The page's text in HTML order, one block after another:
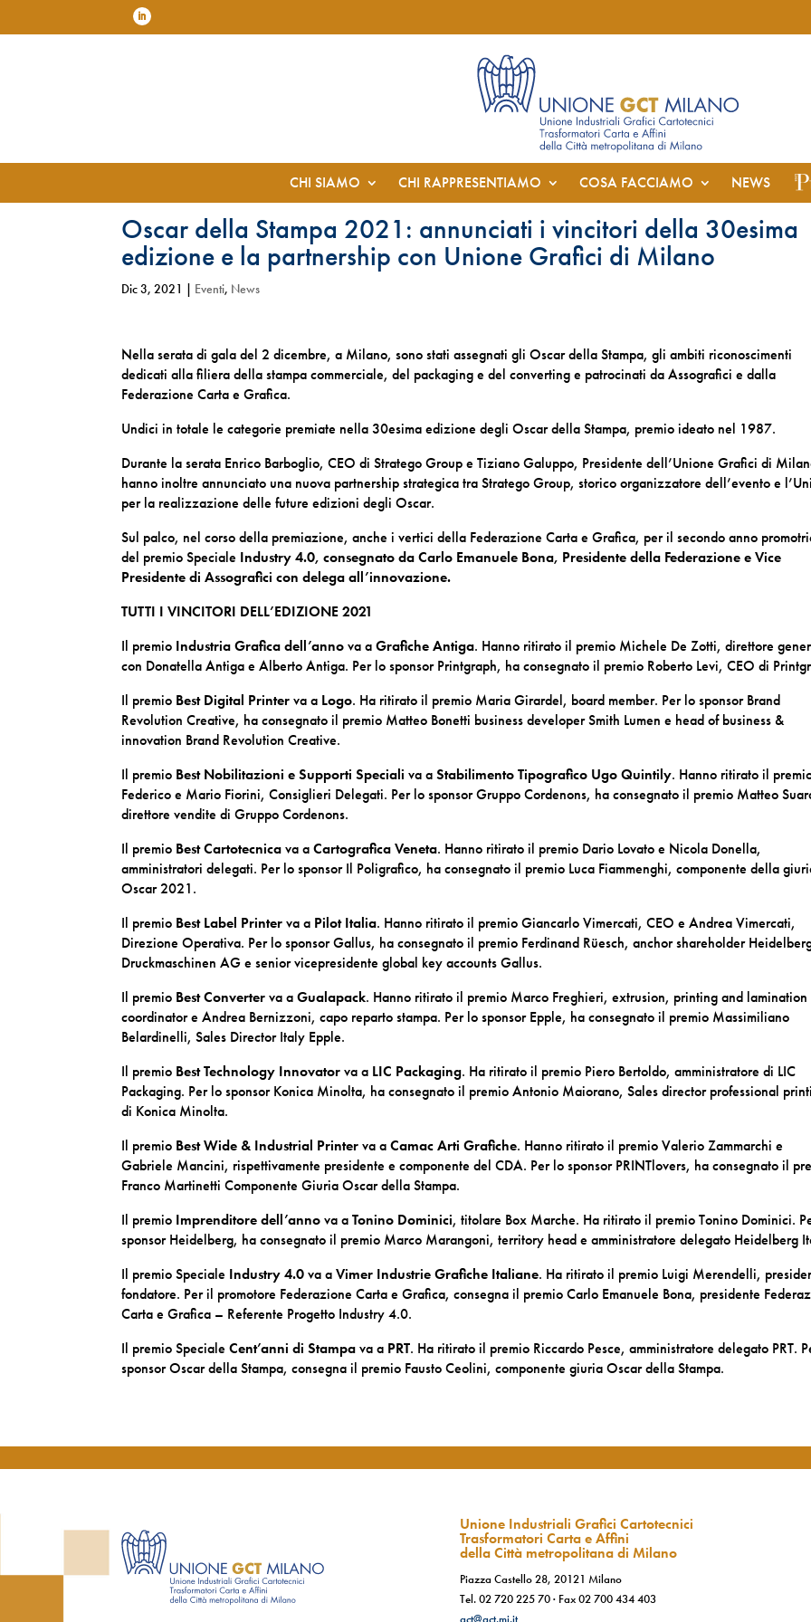
CHI SIAMO CHI RAPPRESENTIAMO COSA FACCIAMO NEWS
Oscar della Stampa 2021: annunciati i vincitori della 30esima
edizione e la partnership con Unione Grafici di Milano
Dic 3, 2021 | Eventi, News
Nella serata di gala del 2 dicembre, a Milano, sono stati assegnati gli Oscar della Stampa, gli ambiti riconoscimenti
dedicati alla filiera della stampa commerciale, del packaging e del converting e patrocinati da Assografici e dalla
Federazione Carta e Grafica.
Undici in totale le categorie premiate nella 30esima edizione degli Oscar della Stampa, premio ideato nel 1987.
Durante la serata Enrico Barboglio, CEO di Stratego Group e Tiziano Galuppo, Presidente dell’Unione Grafici di
hanno inoltre annunciato una nuova partnership strategica tra Stratego Group, storico organizzatore dell’evento e
per la realizzazione delle future edizioni degli Oscar.
Sul palco, nel corso della premiazione, anche i vertici della Federazione Carta e Grafica, per il secondo anno
del premio Speciale Industry 4.0, consegnato da Carlo Emanuele Bona, Presidente della Federazione e Vice
Presidente di Assografici con delega all’innovazione.
TUTTI I VINCITORI DELL’EDIZIONE 2021
Il premio Industria Grafica dell’annova aGrafiche Antiga. Hanno ritirato il premio Michele De Zotti, direttore
con Donatella Antiga e Alberto Antiga. Per lo sponsor Printgraph, ha consegnato il premio Roberto Levi, CEO di
Il premio Best Digital Printerva a Logo. Ha ritirato il premio Maria Girardel, board member. Per lo sponsor Brand
Revolution Creative, ha consegnato il premio Matteo Bonetti business developer Smith Lumen e head of business &
innovation Brand Revolution Creative.
Il premio Best Nobilitazioni e Supporti Speciali va aStabilimento Tipografico Ugo Quintily. Hanno ritirato il
Federico e Mario Fiorini, Consiglieri Delegati. Per lo sponsor Gruppo Cordenons, ha consegnato il premio Matteo
direttore vendite di Gruppo Cordenons.
Il premio Best Cartotecnicava aCartografica Veneta. Hanno ritirato il premio Dario Lovato e Nicola Donella,
amministratori delegati. Per lo sponsor Il Poligrafico, ha consegnato il premio Luca Fiammenghi, componente della
Oscar 2021.
Il premio Best Label Printerva a Pilot Italia. Hanno ritirato il premio Giancarlo Vimercati, CEO e Andrea Vimercati,
Direzione Operativa. Per lo sponsor Gallus, ha consegnato il premio Ferdinand Rüesch, anchor shareholder
Druckmaschinen AG e senior vicepresidente global key accounts Gallus.
Il premio Best Converterva aGualapack. Hanno ritirato il premio Marco Freghieri, extrusion, printing and lamination
coordinator e Andrea Bernizzoni, capo reparto stampa. Per lo sponsor Epple, ha consegnato il premio Massimiliano
Belardinelli, Sales Director Italy Epple.
Il premio Best Technology Innovatorva a LIC Packaging. Ha ritirato il premio Piero Bertoldo, amministratore di LIC
Packaging. Per lo sponsor Konica Minolta, ha consegnato il premio Antonio Maiorano, Sales director professional
di Konica Minolta.
Il premio Best Wide & Industrial Printerva aCamac Arti Grafiche. Hanno ritirato il premio Valerio Zammarchi e
Gabriele Mancini, rispettivamente presidente e componente del CDA. Per lo sponsor PRINTlovers, ha consegnato il
Franco Martinetti Componente Giuria Oscar della Stampa.
Il premio Imprenditore dell’annova aTonino Dominici, titolare Box Marche. Ha ritirato il premio Tonino Dominici.
sponsor Heidelberg, ha consegnato il premio Marco Marangoni, territory head e amministratore delegato Heidelberg
Il premio Speciale Industry 4.0va aVimer Industrie Grafiche Italiane. Ha ritirato il premio Luigi Merendelli,
fondatore. Per il promotore Federazione Carta e Grafica, consegna il premio Carlo Emanuele Bona, presidente
Carta e Grafica – Referente Progetto Industry 4.0.
Il premio SpecialeCent’anni di Stampava a PRT. Ha ritirato il premio Riccardo Pesce, amministratore delegato PRT.
sponsor Oscar della Stampa, consegna il premio Fausto Ceolini, componente giuria Oscar della Stampa.
Unione Industriali Grafici Cartotecnici
Trasformatori Carta e Affini
della Città metropolitana di Milano
Piazza Castello 28, 20121 Milano
Tel.02 720 225 70· Fax02 700 434 403
gct@gct.mi.it